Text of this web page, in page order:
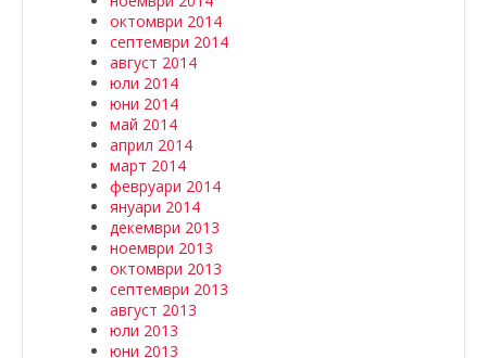
октомври 2014
септември 2014
август 2014
юли 2014
юни 2014
май 2014
април 2014
март 2014
февруари 2014
януари 2014
декември 2013
ноември 2013
октомври 2013
септември 2013
август 2013
юли 2013
юни 2013